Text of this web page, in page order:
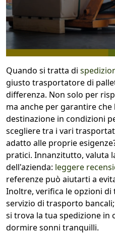
quantità
1
COLLO 1
kg
cm
Quando si tratta di
giusto trasportatore di
differenza. Non solo per
ma anche per garantire che
destinazione in condizioni
scegliere tra i vari
adatto alle proprie
pratici. Innanzitutto, valuta
dell'azienda: leggere
referenze può aiutarti a
Inoltre, verifica le opzioni
servizio di trasporto
si trova la tua spedizione in
dormire sonni tranquilli.